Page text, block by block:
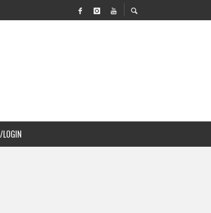
PAISAJISMO
LOGIN